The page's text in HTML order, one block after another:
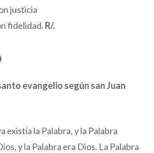
justicia
fidelidad. R/.
evangelio según san Juan
existía la Palabra, y la Palabra
y la Palabra era Dios. La Palabra